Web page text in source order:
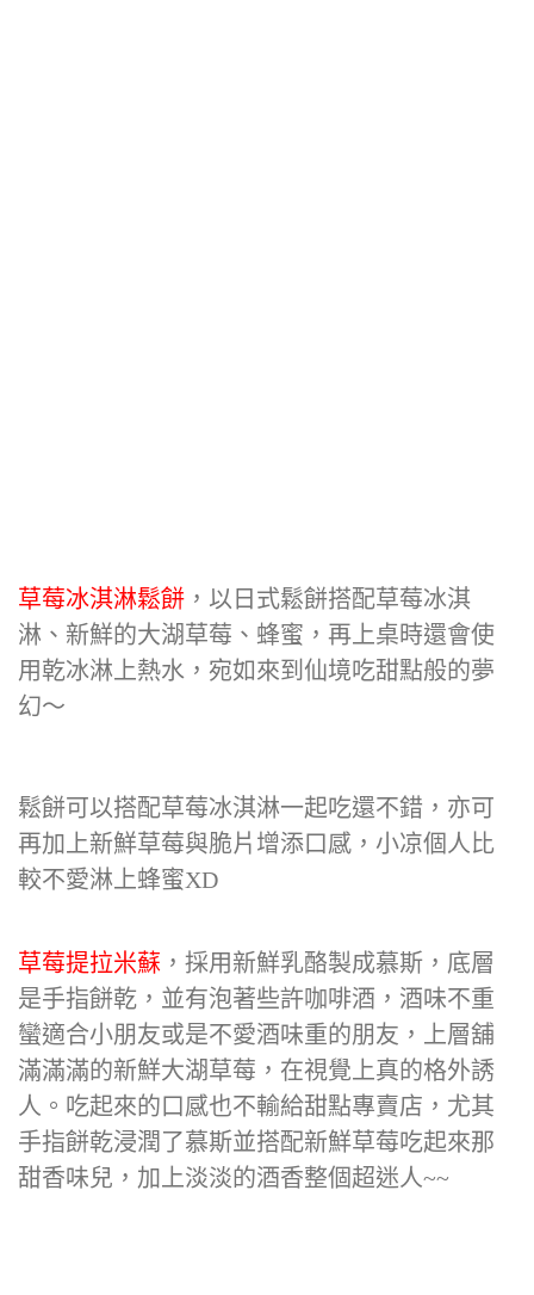
草莓冰淇淋鬆餅 ，以日式鬆餅搭配草莓冰淇
淋、新鮮的大湖草莓、蜂蜜，再上桌時還會使
用乾冰淋上熱水，宛如來到仙境吃甜點般的夢
幻～
鬆餅可以搭配草莓冰淇淋一起吃還不錯，亦可
再加上新鮮草莓與脆片增添口感，小凉個人比
較不愛淋上蜂蜜XD
草莓提拉米蘇 ，採用新鮮乳酪製成慕斯，底層
是手指餅乾，並有泡著些許咖啡酒，酒味不重
蠻適合小朋友或是不愛酒味重的朋友，上層舖
滿滿滿的新鮮大湖草莓，在視覺上真的格外誘
人。吃起來的口感也不輸給甜點專賣店，尤其
手指餅乾浸潤了慕斯並搭配新鮮草莓吃起來那
甜香味兒，加上淡淡的酒香整個超迷人~~